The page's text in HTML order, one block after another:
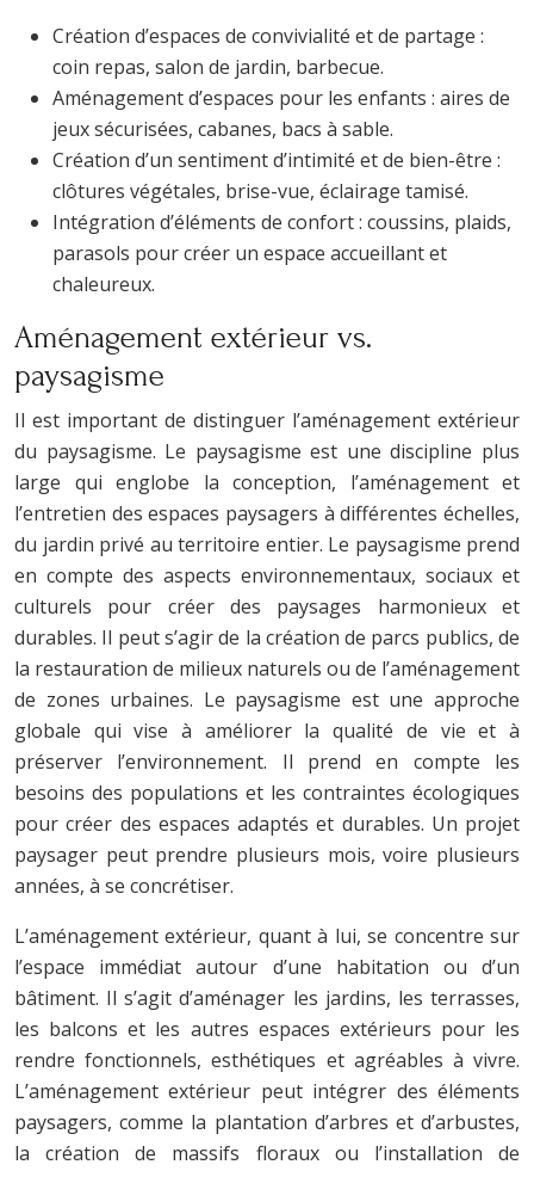
Création d’espaces de convivialité et de partage :
coin repas, salon de jardin, barbecue.
Aménagement d’espaces pour les enfants : aires de
jeux sécurisées, cabanes, bacs à sable.
Création d’un sentiment d’intimité et de bien-être :
clôtures végétales, brise-vue, éclairage tamisé.
Intégration d’éléments de confort : coussins, plaids,
parasols pour créer un espace accueillant et
chaleureux.
Aménagement extérieur vs.
paysagisme
Il est important de distinguer l’aménagement extérieur
du paysagisme. Le paysagisme est une discipline plus
large qui englobe la conception, l’aménagement et
l’entretien des espaces paysagers à différentes échelles,
du jardin privé au territoire entier. Le paysagisme prend
en compte des aspects environnementaux, sociaux et
culturels pour créer des paysages harmonieux et
durables. Il peut s’agir de la création de parcs publics, de
la restauration de milieux naturels ou de l’aménagement
de zones urbaines. Le paysagisme est une approche
globale qui vise à améliorer la qualité de vie et à
préserver l’environnement. Il prend en compte les
besoins des populations et les contraintes écologiques
pour créer des espaces adaptés et durables. Un projet
paysager peut prendre plusieurs mois, voire plusieurs
années, à se concrétiser.
L’aménagement extérieur, quant à lui, se concentre sur
l’espace immédiat autour d’une habitation ou d’un
bâtiment. Il s’agit d’aménager les jardins, les terrasses,
les balcons et les autres espaces extérieurs pour les
rendre fonctionnels, esthétiques et agréables à vivre.
L’aménagement extérieur peut intégrer des éléments
paysagers, comme la plantation d’arbres et d’arbustes,
la création de massifs floraux ou l’installation de